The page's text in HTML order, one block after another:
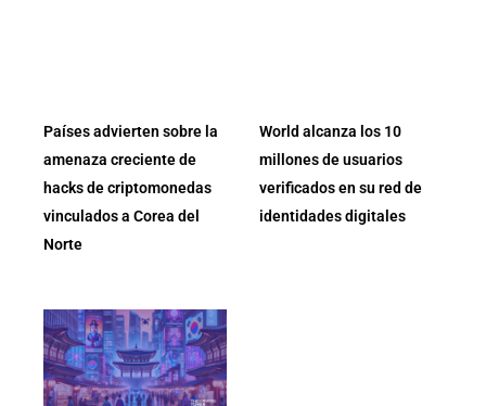
Países advierten sobre la
amenaza creciente de
hacks de criptomonedas
vinculados a Corea del
Norte
World alcanza los 10
millones de usuarios
verificados en su red de
identidades digitales